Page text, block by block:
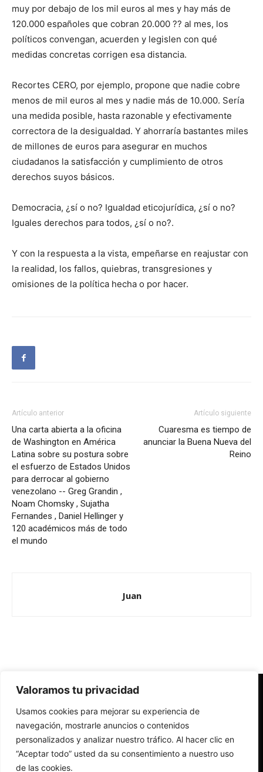
Valoramos tu privacidad
Usamos cookies para mejorar su experiencia de
navegación, mostrarle anuncios o contenidos
personalizados y analizar nuestro tráfico. Al hacer clic en
“Aceptar todo” usted da su consentimiento a nuestro uso
de las cookies.
muy por debajo de los mil euros al mes y hay más de
120.000 españoles que cobran 20.000 ?? al mes, los
políticos convengan, acuerden y legislen con qué
medidas concretas corrigen esa distancia.
Recortes CERO, por ejemplo, propone que nadie cobre
menos de mil euros al mes y nadie más de 10.000. Sería
una medida posible, hasta razonable y efectivamente
correctora de la desigualdad. Y ahorraría bastantes miles
de millones de euros para asegurar en muchos
ciudadanos la satisfacción y cumplimiento de otros
derechos suyos básicos.
Democracia, ¿sí o no? Igualdad eticojurídica, ¿sí o no?
Iguales derechos para todos, ¿sí o no?.
Y con la respuesta a la vista, empeñarse en reajustar con
la realidad, los fallos, quiebras, transgresiones y
omisiones de la política hecha o por hacer.
Artículo anterior
Una carta abierta a la oficina
de Washington en América
Latina sobre su postura sobre
el esfuerzo de Estados Unidos
para derrocar al gobierno
venezolano -- Greg Grandin ,
Noam Chomsky , Sujatha
Fernandes , Daniel Hellinger y
120 académicos más de todo
el mundo
Artículo siguiente
Cuaresma es tiempo de
anunciar la Buena Nueva del
Reino
Juan
Redes Cristianas
Una mirada alternativa sobre la Iglesia católica y la sociedad
- Colectivos de Redes Cristianas